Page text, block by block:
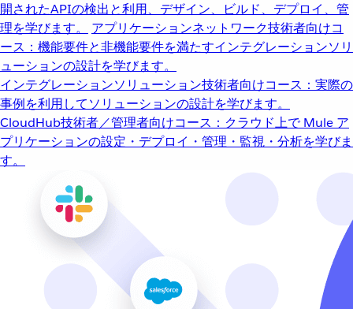
開されたAPIの検出と利用、デザイン、ビルド、デプロイ、管
理を学びます。
アプリケーションネットワーク技術者向けコ
ース：機能要件と非機能要件を満たすインテグレーションソリ
ューションの設計を学びます。
インテグレーションソリューション技術者向けコース：実際の
事例を利用してソリューションの設計を学びます。
CloudHub技術者／管理者向けコース：クラウド上で Mule ア
プリケーションの設定・デプロイ・管理・監視・分析を学びま
す。